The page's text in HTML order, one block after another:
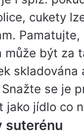
cukety
Pamatujte,
může být za
skladována
se je
jako jídlo co
suterénu